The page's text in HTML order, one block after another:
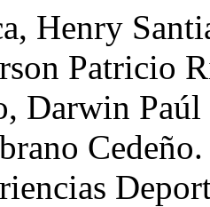
Henry
Patricio
Darwin